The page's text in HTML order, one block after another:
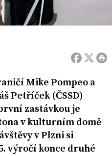
Mike Pompeo a
Petříček (ČSSD)
zastávkou je
v kulturním domě
v Plzni si
výročí konce druhé